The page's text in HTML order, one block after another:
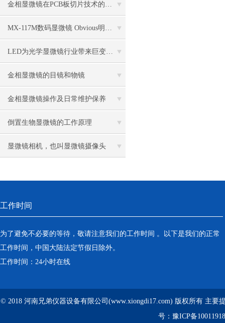
金相显微镜在PCB板切片技术的过程控制中的作用
MX-117M数码显微镜 Obvious明显品牌值得推荐
LED为光学显微镜行业带来巨变 优势比传统卤素更明显
金相显微镜的目镜和物镜
金相显微镜操作及日常维护保养
倒置生物显微镜的工作原理
显微镜相机，也叫显微镜摄像头
工作时间
为了避免不必要的等待，敬请注意我们的工作时间 。以下是我们的正常
工作时间，中国大陆法定节假日除外。
工作时间：24小时在线
© 2018 河南兄弟仪器设备有限公司(www.xiongdi17.com) 版权所有 主要
号： 豫ICP备